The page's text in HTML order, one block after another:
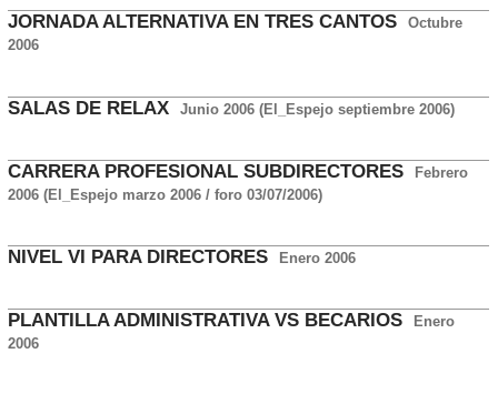
JORNADA ALTERNATIVA EN TRES CANTOS
Octubre
2006
SALAS DE RELAX Junio 2006 (El_Espejo septiembre 2006)
CARRERA PROFESIONAL SUBDIRECTORES
Febrero
2006 (El_Espejo marzo 2006 / foro 03/07/2006)
NIVEL VI PARA DIRECTORES Enero 2006
PLANTILLA ADMINISTRATIVA VS BECARIOS
Enero
2006